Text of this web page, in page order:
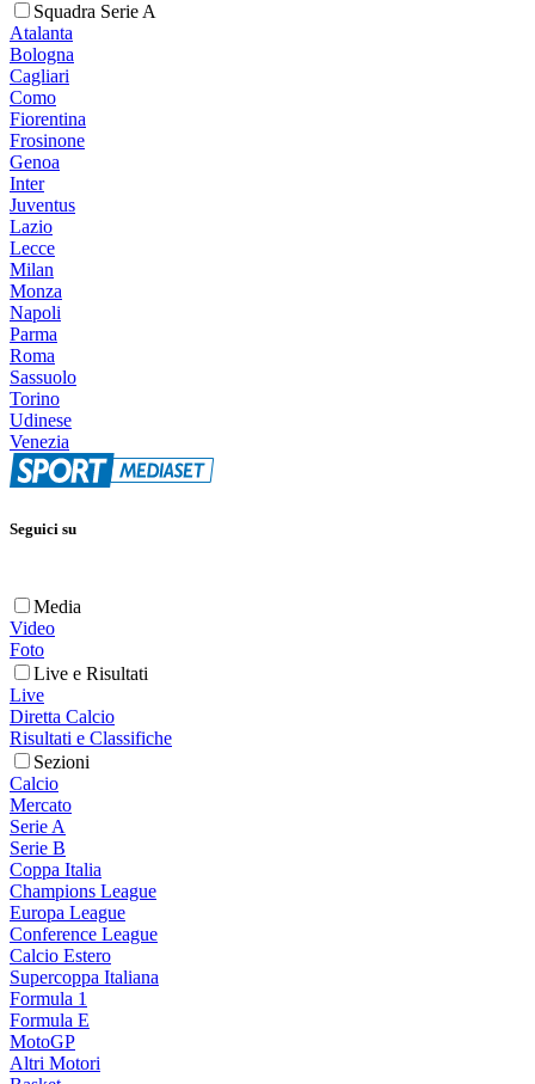
Squadra Serie A
Atalanta
Bologna
Cagliari
Como
Fiorentina
Frosinone
Genoa
Inter
Juventus
Lazio
Lecce
Milan
Monza
Napoli
Parma
Roma
Sassuolo
Torino
Udinese
Venezia
Seguici su
Media
Video
Foto
Live e Risultati
Live
Diretta Calcio
Risultati e Classifiche
Sezioni
Calcio
Mercato
Serie A
Serie B
Coppa Italia
Champions League
Europa League
Conference League
Calcio Estero
Supercoppa Italiana
Formula 1
Formula E
MotoGP
Altri Motori